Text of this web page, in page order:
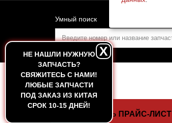
НЕ НАШЛИ НУЖНУЮ
ЗАПЧАСТЬ?
CВЯЖИТЕСЬ С НАМИ!
ЛЮБЫЕ ЗАПЧАСТИ
ПОД ЗАКАЗ ИЗ КИТАЯ
СРОК 10-15 ДНЕЙ!
X
Умный поиск
ГЛАВНАЯ
СКАЧАТЬ ПРАЙС-ЛИСТ